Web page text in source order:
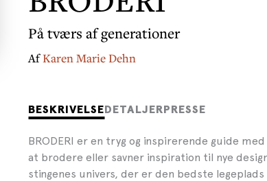
På tværs af generationer
AfKaren Marie Dehn
BESKRIVELSE DETALJER PRESSE
BRODERI er en tryg og inspirerende guide
at brodere eller savner inspiration til nye
stingenes univers, der er den bedste